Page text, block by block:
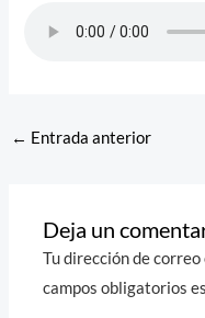
← Entrada anterior
Deja un
Tu dirección de
campos obligatorios